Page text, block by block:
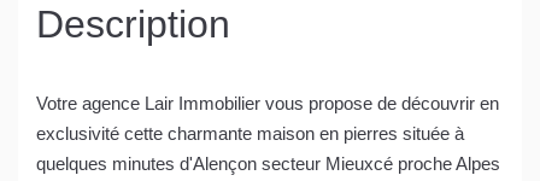
Description
Votre agence Lair Immobilier vous propose de découvrir en
exclusivité cette charmante maison en pierres située à
quelques minutes d'Alençon secteur Mieuxcé proche Alpes